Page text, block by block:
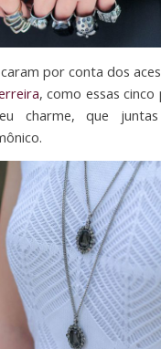
por conta dos
, como essas cinco
charme, que